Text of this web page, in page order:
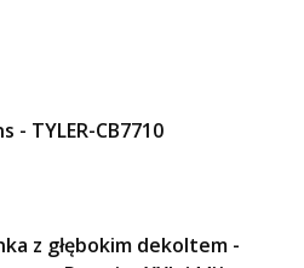
- TYLER-CB7710
z głębokim dekoltem -